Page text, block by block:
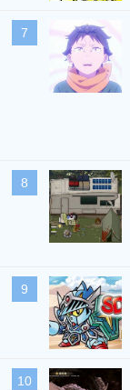
7
8
9
10